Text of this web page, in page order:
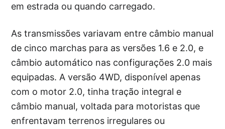
em estrada ou quando carregado.
As transmissões variavam entre câmbio manual
de cinco marchas para as versões 1.6 e 2.0, e
câmbio automático nas configurações 2.0 mais
equipadas. A versão 4WD, disponível apenas
com o motor 2.0, tinha tração integral e
câmbio manual, voltada para motoristas que
enfrentavam terrenos irregulares ou